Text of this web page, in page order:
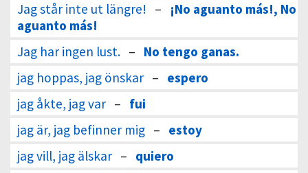
Jag står inte ut längre! –
¡No aguanto más!, No
aguanto más!
Jag har ingen lust. – No tengo ganas.
jag hoppas, jag önskar – espero
jag åkte, jag var – fui
jag är, jag befinner mig – estoy
jag vill, jag älskar – quiero